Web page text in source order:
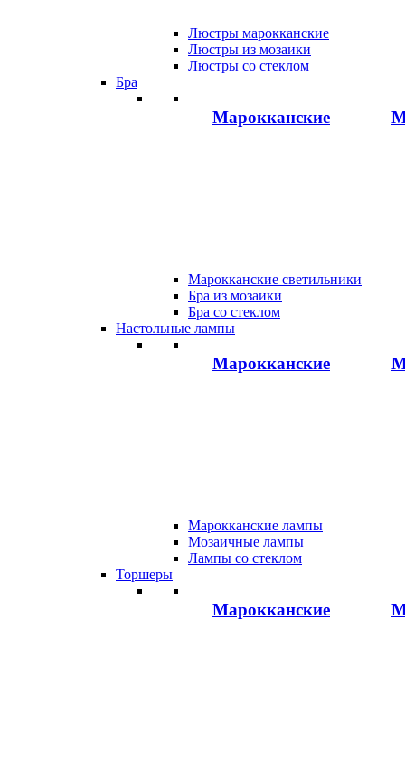
Люстры марокканские
Люстры из мозаики
Люстры со стеклом
Бра
Марокканские
Марокканские светильники
Бра из мозаики
Бра со стеклом
Настольные лампы
Марокканские
Марокканские лампы
Мозаичные лампы
Лампы со стеклом
Торшеры
Марокканские